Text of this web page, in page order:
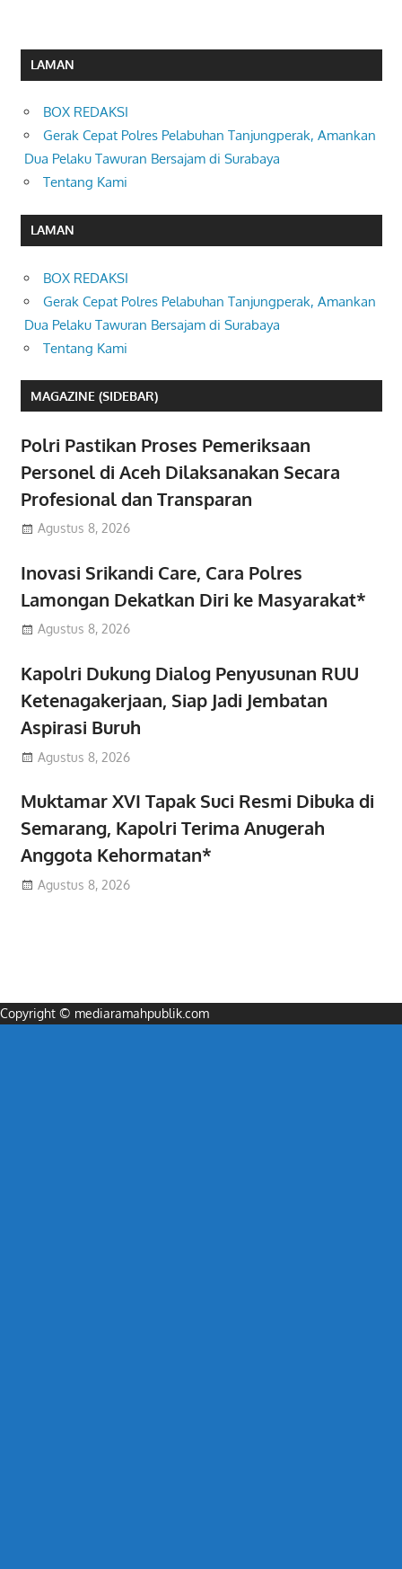
LAMAN
BOX REDAKSI
Gerak Cepat Polres Pelabuhan Tanjungperak, Amankan
Dua Pelaku Tawuran Bersajam di Surabaya
Tentang Kami
LAMAN
BOX REDAKSI
Gerak Cepat Polres Pelabuhan Tanjungperak, Amankan
Dua Pelaku Tawuran Bersajam di Surabaya
Tentang Kami
MAGAZINE (SIDEBAR)
Polri Pastikan Proses Pemeriksaan
Personel di Aceh Dilaksanakan Secara
Profesional dan Transparan
Agustus 8, 2026
Inovasi Srikandi Care, Cara Polres
Lamongan Dekatkan Diri ke Masyarakat*
Agustus 8, 2026
Kapolri Dukung Dialog Penyusunan RUU
Ketenagakerjaan, Siap Jadi Jembatan
Aspirasi Buruh
Agustus 8, 2026
Muktamar XVI Tapak Suci Resmi Dibuka di
Semarang, Kapolri Terima Anugerah
Anggota Kehormatan*
Agustus 8, 2026
Copyright © mediaramahpublik.com